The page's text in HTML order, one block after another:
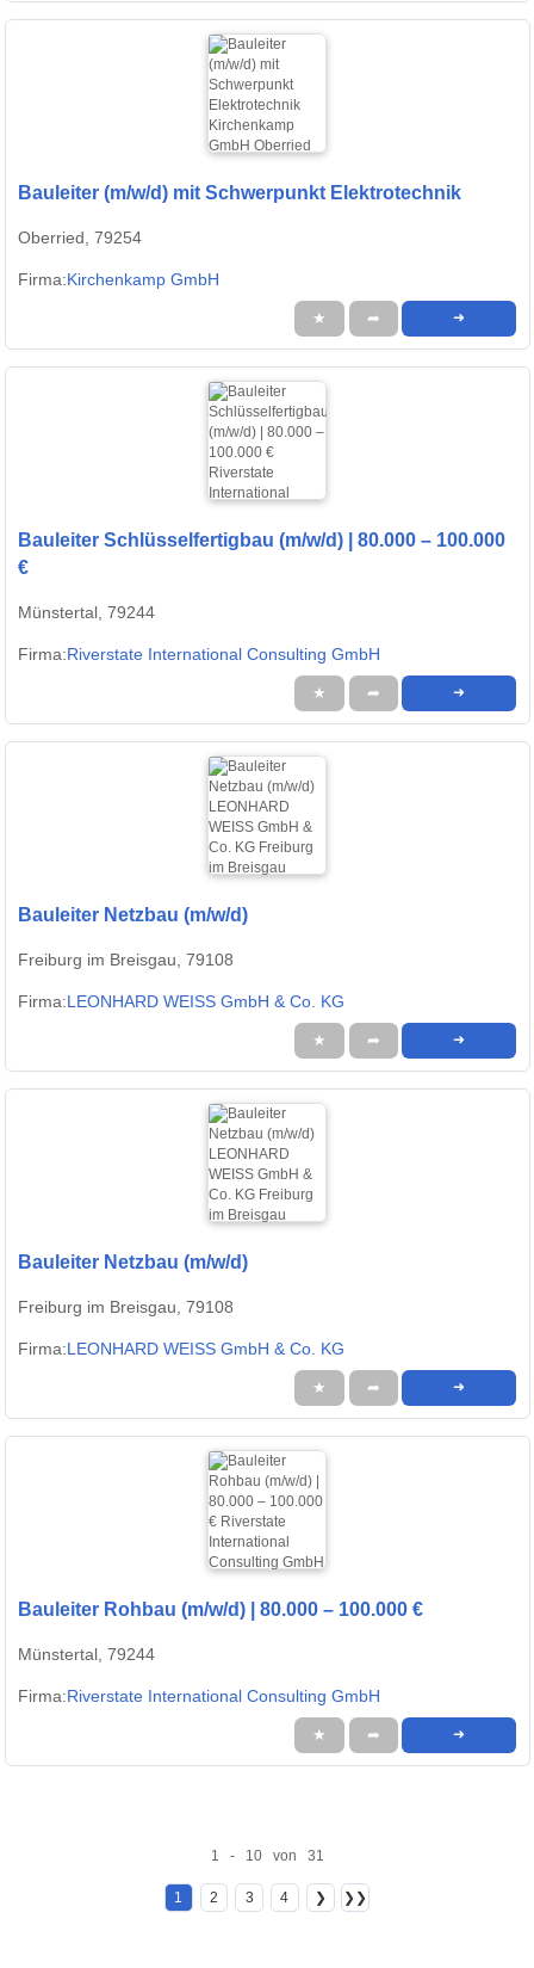
Bauleiter (m/w/d) mit Schwerpunkt Elektrotechnik
Oberried, 79254
Firma:Kirchenkamp GmbH
★ ➦ ➜
Bauleiter Schlüsselfertigbau (m/w/d) | 80.000 – 100.000
€
Münstertal, 79244
Firma:Riverstate International Consulting GmbH
★ ➦ ➜
Bauleiter Netzbau (m/w/d)
Freiburg im Breisgau, 79108
Firma:LEONHARD WEISS GmbH & Co. KG
★ ➦ ➜
Bauleiter Netzbau (m/w/d)
Freiburg im Breisgau, 79108
Firma:LEONHARD WEISS GmbH & Co. KG
★ ➦ ➜
Bauleiter Rohbau (m/w/d) | 80.000 – 100.000 €
Münstertal, 79244
Firma:Riverstate International Consulting GmbH
★ ➦ ➜
1 - 10 von 31
1 2 3 4 ❯ ❯❯